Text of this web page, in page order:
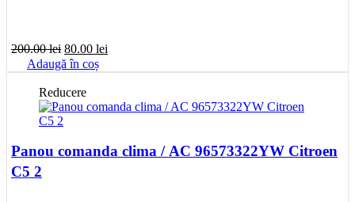
200.00lei Prețul
inițial
a
fost:
200.00 lei.
80.00 lei
este:
Adaugă în coș
Reducere
Panou comanda clima / AC 96573322YW Citroen
C5 2